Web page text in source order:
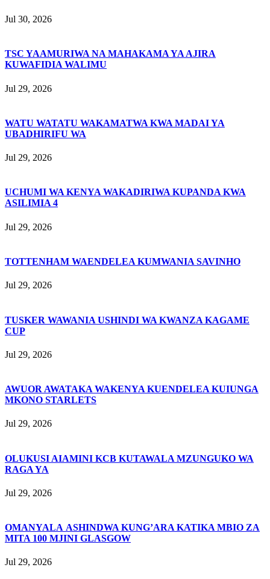
Jul 30, 2026
TSC YAAMURIWA NA MAHAKAMA YA AJIRA
KUWAFIDIA WALIMU
Jul 29, 2026
WATU WATATU WAKAMATWA KWA MADAI YA
UBADHIRIFU WA
Jul 29, 2026
UCHUMI WA KENYA WAKADIRIWA KUPANDA KWA
ASILIMIA 4
Jul 29, 2026
TOTTENHAM WAENDELEA KUMWANIA SAVINHO
Jul 29, 2026
TUSKER WAWANIA USHINDI WA KWANZA KAGAME
CUP
Jul 29, 2026
AWUOR AWATAKA WAKENYA KUENDELEA KUIUNGA
MKONO STARLETS
Jul 29, 2026
OLUKUSI AIAMINI KCB KUTAWALA MZUNGUKO WA
RAGA YA
Jul 29, 2026
OMANYALA ASHINDWA KUNG’ARA KATIKA MBIO ZA
MITA 100 MJINI GLASGOW
Jul 29, 2026